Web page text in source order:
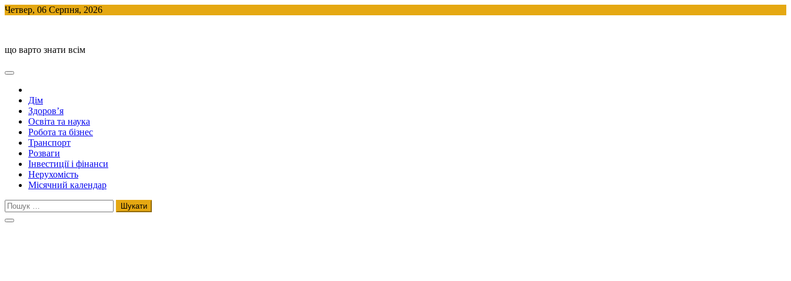
Skip
Четвер, 06 Серпня, 2026
що варто знати всім
Дім
Здоров’я
Освіта та наука
Робота та бізнес
Транспорт
Розваги
Інвестиції і фінанси
Нерухомість
Місячний календар
Пошук: